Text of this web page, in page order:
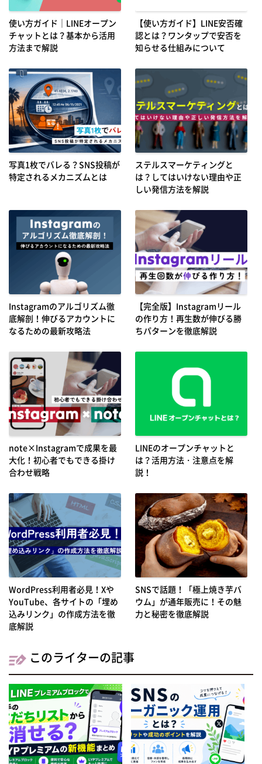
使い方ガイド｜LINEオープン
チャットとは？基本から活用
方法まで解説
【使い方ガイド】LINE安否確
認とは？ワンタップで安否を
知らせる仕組みについて
写真1枚でバレる？SNS投稿が
特定されるメカニズムとは
ステルスマーケティングと
は？してはいけない理由や正
しい発信方法を解説
Instagramのアルゴリズム徹
底解剖！伸びるアカウントに
なるための最新攻略法
【完全版】Instagramリール
の作り方！再生数が伸びる勝
ちパターンを徹底解説
note×Instagramで成果を最
大化！初心者でもできる掛け
合わせ戦略
LINEのオープンチャットと
は？活用方法・注意点を解
説！
WordPress利用者必見！Xや
YouTube、各サイトの「埋め
込みリンク」の作成方法を徹
底解説
SNSで話題！「極上焼き芋バ
ウム」が通年販売に！その魅
力と秘密を徹底解説
このライターの記事